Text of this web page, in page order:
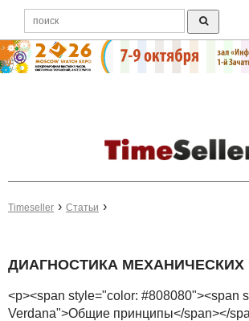
Timeseller Статьи
ДИАГНОСТИКА
<p><span style="color: #808080"><span
Verdana">Общие принципы</span></